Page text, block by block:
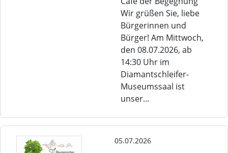
Wir grüßen Sie, liebe
Bürgerinnen und
Bürger! Am Mittwoch,
den 08.07.2026, ab
14:30 Uhr im
Diamantschleifer-
Museumssaal ist
unser…
05.07.2026